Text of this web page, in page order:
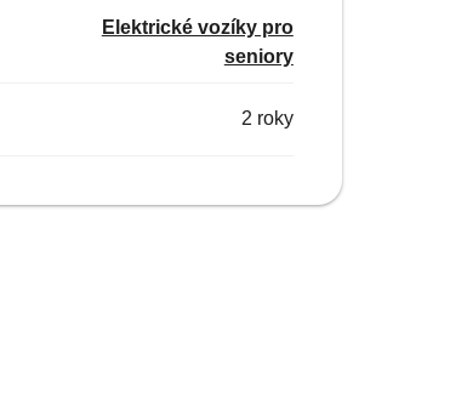
Elektrické vozíky pro
seniory
2 roky